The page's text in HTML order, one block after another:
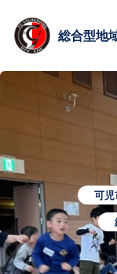
総合型地
可児